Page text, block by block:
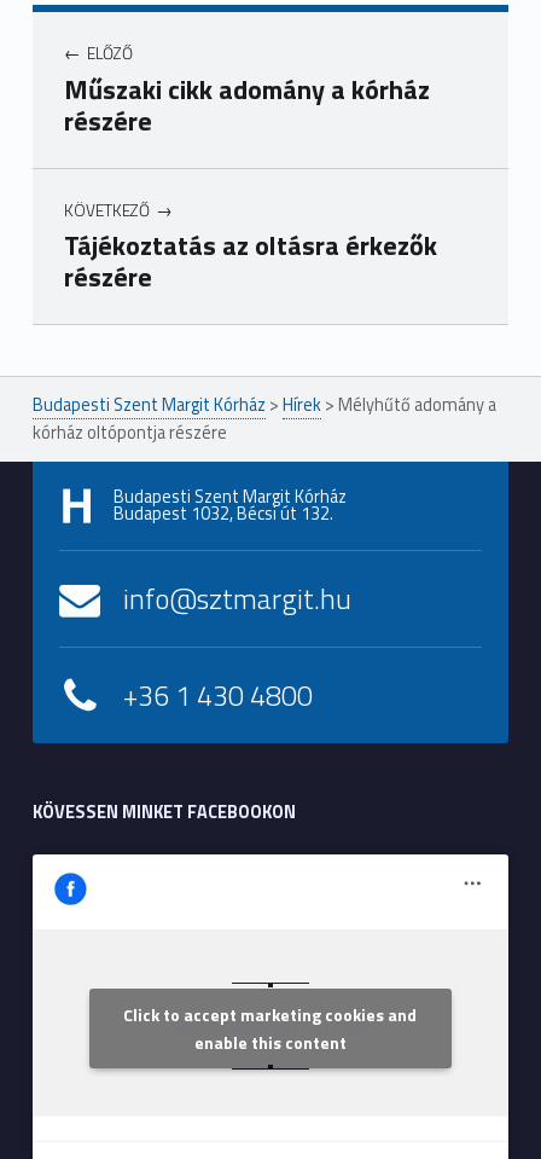
ELŐZŐ
Műszaki cikk adomány a kórház
részére
KÖVETKEZŐ
Tájékoztatás az oltásra érkezők
részére
Ugrás a főmenühöz
Budapesti Szent Margit Kórház >Hírek> Mélyhűtő adomány a
kórház oltópontja részére
Budapesti Szent Margit Kórház
Budapest 1032, Bécsi út 132.
info@sztmargit.hu
+36 1 430 4800
KÖVESSEN MINKET FACEBOOKON
Szent Margit Kórház
Click to accept marketing cookies and
enable this content